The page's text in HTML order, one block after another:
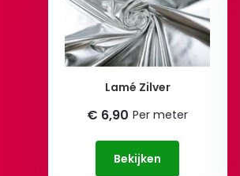
Lamé Zilver
€ 6,90 Per meter
Bekijken